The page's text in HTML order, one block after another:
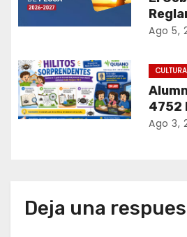
c
i
ó
n
e
Ago 5,
CULTURA
4752
Ago 3,
Deja una